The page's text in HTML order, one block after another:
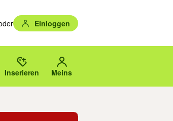
Einloggen
mit Eingabetaste auswählen.
Vorschläge mit den Pfeiltasten nach oben/
oder PLZ.
Inserieren Meins